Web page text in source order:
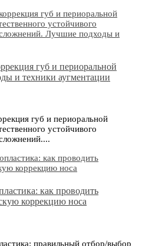
губ и периоральной
и техники аугментации
губ и периоральной
устойчивого
как проводить
коррекцию носа
правильный отбор/выбор